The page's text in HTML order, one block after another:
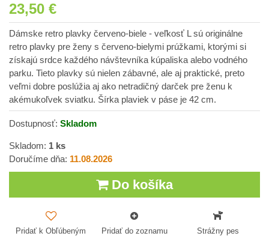
23,50 €
Dámske retro plavky červeno-biele - veľkosť L sú originálne
retro plavky pre ženy s červeno-bielymi prúžkami, ktorými si
získajú srdce každého návštevníka kúpaliska alebo vodného
parku. Tieto plavky sú nielen zábavné, ale aj praktické, preto
veľmi dobre poslúžia aj ako netradičný darček pre ženu k
akémukoľvek sviatku. Šírka plaviek v páse je 42 cm.
Dostupnosť: Skladom
Skladom: 1 ks
Doručíme dňa: 11.08.2026
Do košíka
Pridať k Obľúbeným Pridať do zoznamu Strážny pes